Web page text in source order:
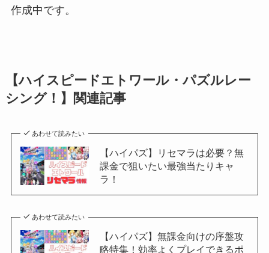
作成中です。
【ハイスピードエトワール・パズルレー
シング！】関連記事
あわせて読みたい
【ハイパズ】リセマラは必要？無
課金で狙いたい最強当たりキャ
ラ！
あわせて読みたい
【ハイパズ】無課金向けの序盤攻
略特集！効率よくプレイできるポ